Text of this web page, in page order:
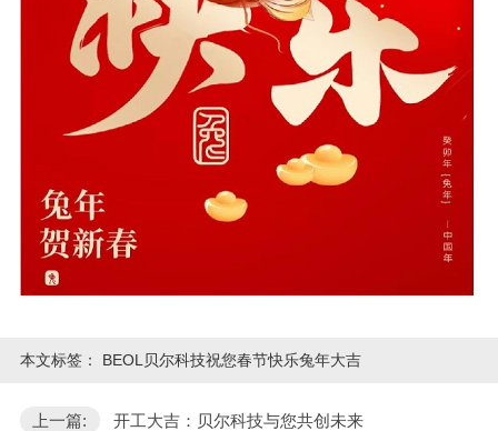
本文标签： BEOL贝尔科技祝您春节快乐兔年大吉
上一篇: 开工大吉：贝尔科技与您共创未来